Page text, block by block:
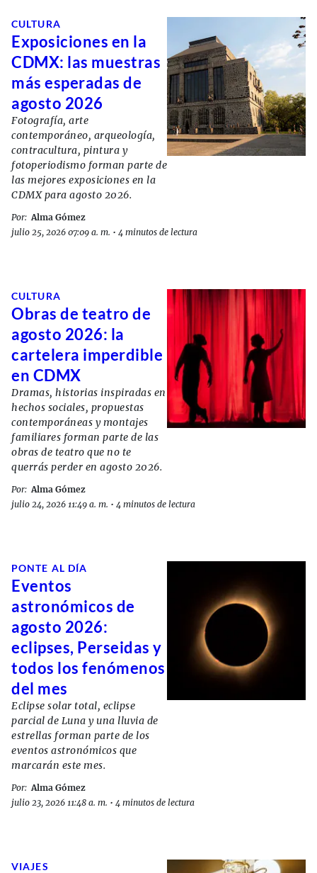
CULTURA
Exposiciones en la
CDMX: las muestras
más esperadas de
agosto 2026
Fotografía, arte
contemporáneo, arqueología,
contracultura, pintura y
fotoperiodismo forman parte de
las mejores exposiciones en la
CDMX para agosto 2026.
Por: Alma Gómez
julio 25, 2026 07:09 a. m. • 4 minutos de lectura
CULTURA
Obras de teatro de
agosto 2026: la
cartelera imperdible
en CDMX
Dramas, historias inspiradas en
hechos sociales, propuestas
contemporáneas y montajes
familiares forman parte de las
obras de teatro que no te
querrás perder en agosto 2026.
Por: Alma Gómez
julio 24, 2026 11:49 a. m. • 4 minutos de lectura
PONTE AL DÍA
Eventos
astronómicos de
agosto 2026:
eclipses, Perseidas y
todos los fenómenos
del mes
Eclipse solar total, eclipse
parcial de Luna y una lluvia de
estrellas forman parte de los
eventos astronómicos que
marcarán este mes.
Por: Alma Gómez
julio 23, 2026 11:48 a. m. • 4 minutos de lectura
VIAJES